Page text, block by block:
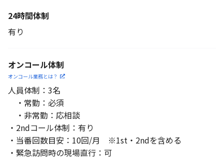
24時間体制
有り
オンコール体制
オンコール業務とは？
人員体制：3名
・常勤：必須
・非常勤：応相談
・2ndコール体制：有り
・当番回数目安：10回/月 ※1st・2ndを含める
・緊急訪問時の現場直行：可